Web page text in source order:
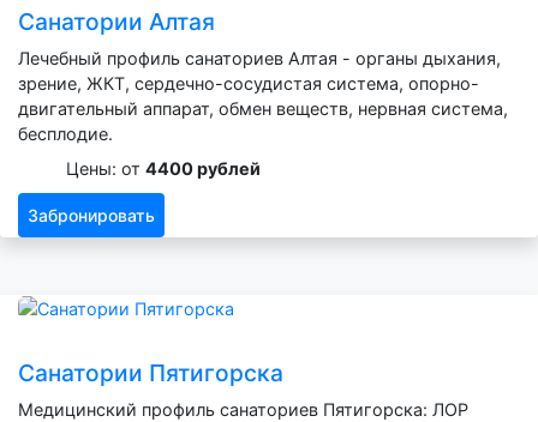
Санатории Алтая
Лечебный профиль санаториев Алтая - органы дыхания,
зрение, ЖКТ, сердечно-сосудистая система, опорно-
двигательный аппарат, обмен веществ, нервная система,
бесплодие.
Цены: от 4400 рублей
Забронировать
Санатории Пятигорска
Медицинский профиль санаториев Пятигорска: ЛОР